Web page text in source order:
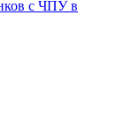
с ЧПУ в